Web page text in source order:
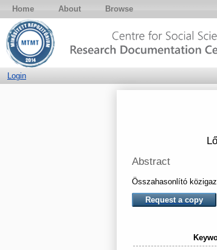
Home About Browse
Login
Abstract
Összahasonlító
Request a copy